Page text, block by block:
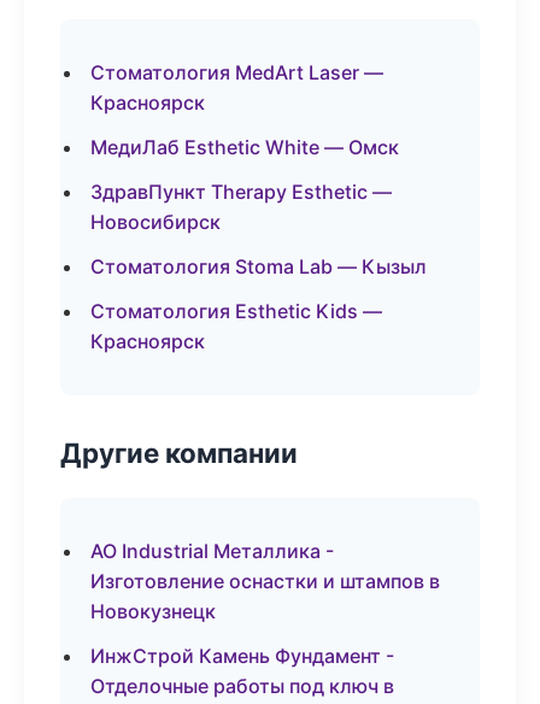
Стоматология MedArt Laser —
Красноярск
МедиЛаб Esthetic White — Омск
ЗдравПункт Therapy Esthetic —
Новосибирск
Стоматология Stoma Lab — Кызыл
Стоматология Esthetic Kids —
Красноярск
Другие компании
АО Industrial Металлика -
Изготовление оснастки и штампов в
Новокузнецк
ИнжСтрой Камень Фундамент -
Отделочные работы под ключ в